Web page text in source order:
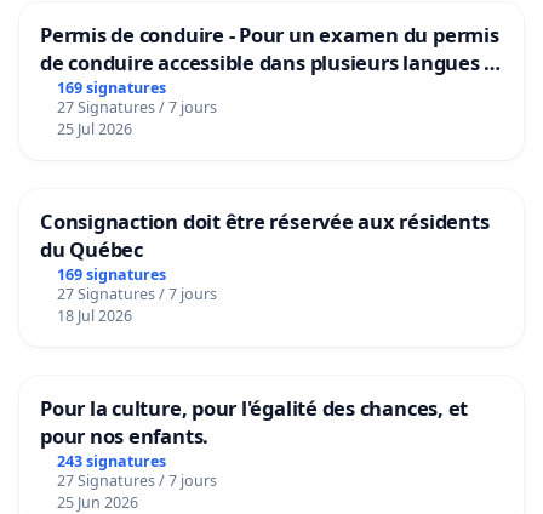
Permis de conduire - Pour un examen du permis
de conduire accessible dans plusieurs langues à
Bruxelles
169 signatures
27 Signatures / 7 jours
25 Jul 2026
Consignaction doit être réservée aux résidents
du Québec
169 signatures
27 Signatures / 7 jours
18 Jul 2026
Pour la culture, pour l'égalité des chances, et
pour nos enfants.
243 signatures
27 Signatures / 7 jours
25 Jun 2026